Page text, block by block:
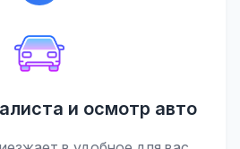
и осмотр авто